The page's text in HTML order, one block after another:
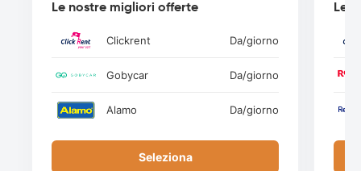
Le nostre migliori offerte
Clickrent Da/giorno
Gobycar Da/giorno
Alamo Da/giorno
Seleziona
Le